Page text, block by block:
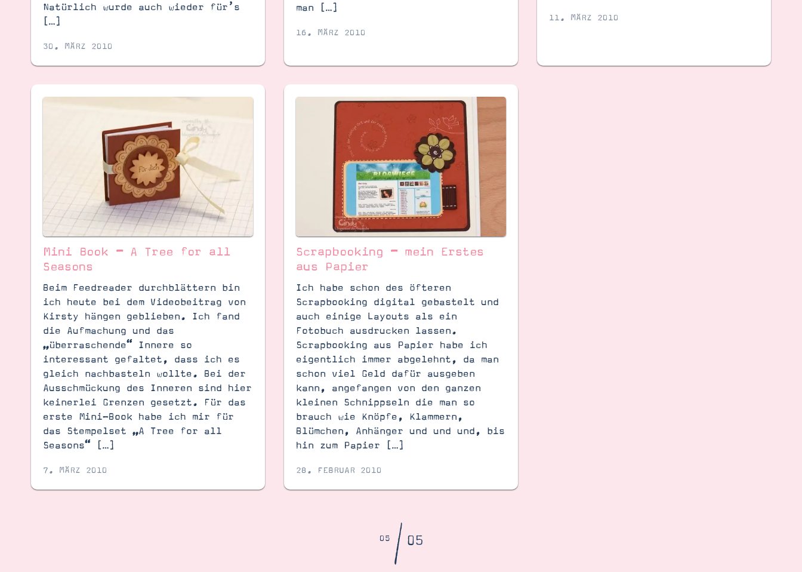
Natürlich wurde auch wieder für’s
[…]
30. MÄRZ 2010
man […]
16. MÄRZ 2010
11. MÄRZ 2010
Mini Book – A Tree for all
Seasons
Beim Feedreader durchblättern bin
ich heute bei dem Videobeitrag von
Kirsty hängen geblieben. Ich fand
die Aufmachung und das
„überraschende“ Innere so
interessant gefaltet, dass ich es
gleich nachbasteln wollte. Bei der
Ausschmückung des Inneren sind hier
keinerlei Grenzen gesetzt. Für das
erste Mini-Book habe ich mir für
das Stempelset „A Tree for all
Seasons“ […]
7. MÄRZ 2010
Scrapbooking – mein Erstes
aus Papier
Ich habe schon des öfteren
Scrapbooking digital gebastelt und
auch einige Layouts als ein
Fotobuch ausdrucken lassen.
Scrapbooking aus Papier habe ich
eigentlich immer abgelehnt, da man
schon viel Geld dafür ausgeben
kann, angefangen von den ganzen
kleinen Schnippseln die man so
brauch wie Knöpfe, Klammern,
Blümchen, Anhänger und und und, bis
hin zum Papier […]
28. FEBRUAR 2010
05/05